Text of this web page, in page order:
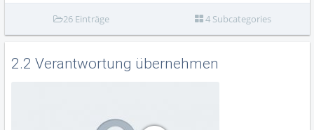
26 Einträge 4 Subcategories
2.2 Verantwortung übernehmen